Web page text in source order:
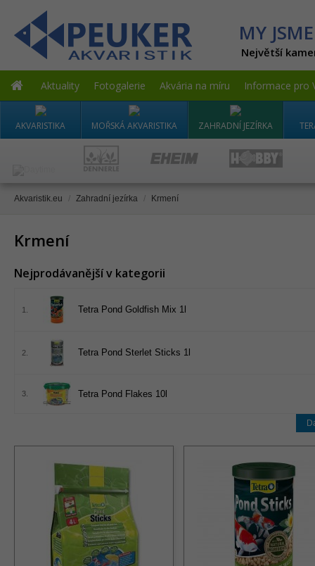
MY
Největší
Aktuality Fotogalerie Akvária na míru Informace pro
AKVARISTIKA MOŘSKÁ AKVARISTIKA ZAHRADNÍ JEZÍRKA
Akvaristik.eu / Zahradní jezírka / Krmení
Krmení
Nejprodávanější v kategorii
1. Tetra Pond Goldfish Mix 1l
2. Tetra Pond Sterlet Sticks 1l
3. Tetra Pond Flakes 10l